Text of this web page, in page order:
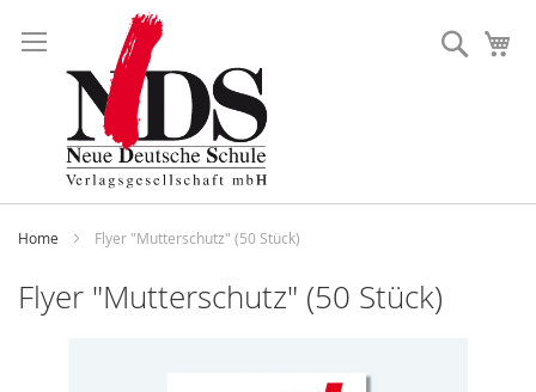
Suche
Home Flyer "Mutterschutz" (50 Stück)
Flyer "Mutterschutz" (50 Stück)